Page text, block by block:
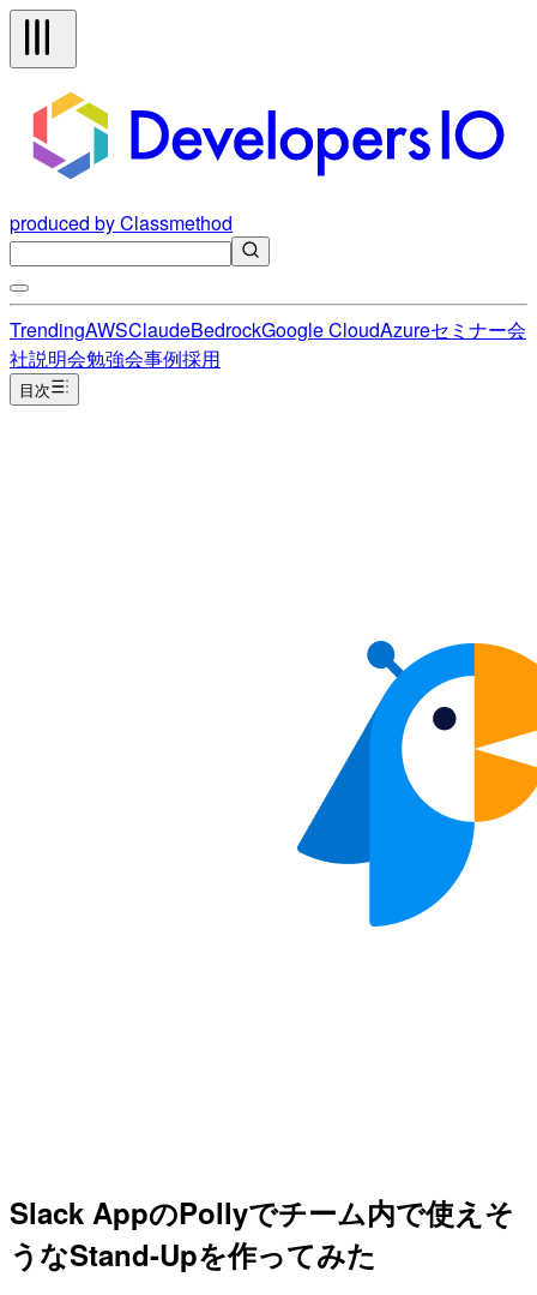
produced by Classmethod
TrendingAWSClaudeBedrockGoogle CloudAzureセミナー会
社説明会勉強会事例採用
目次
Slack AppのPollyでチーム内で使えそ
うなStand-Upを作ってみた